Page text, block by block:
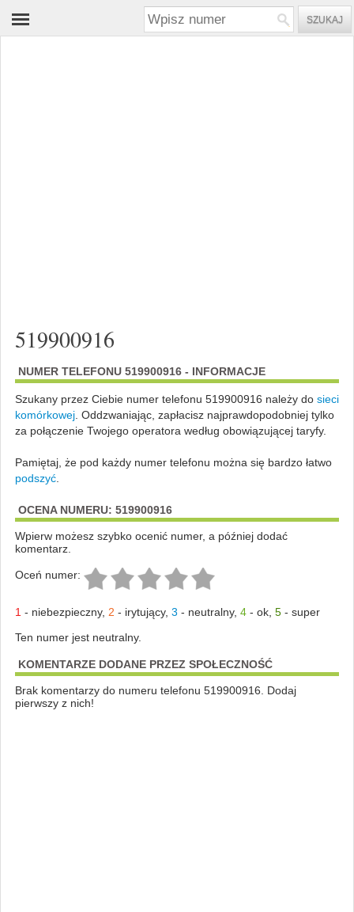
519900916
NUMER TELEFONU 519900916 - INFORMACJE
Szukany przez Ciebie numer telefonu 519900916 należy do sieci
komórkowej. Oddzwaniając, zapłacisz najprawdopodobniej tylko
za połączenie Twojego operatora według obowiązującej taryfy.
Pamiętaj, że pod każdy numer telefonu można się bardzo łatwo
podszyć.
OCENA NUMERU: 519900916
Wpierw możesz szybko ocenić numer, a później dodać
komentarz.
Oceń numer:
1 - niebezpieczny, 2 - irytujący, 3 - neutralny, 4- ok, 5- super
Ten numer jest neutralny.
KOMENTARZE DODANE PRZEZ SPOŁECZNOŚĆ
Brak komentarzy do numeru telefonu 519900916. Dodaj
pierwszy z nich!